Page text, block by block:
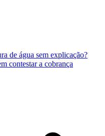
de água sem explicação?
contestar a cobrança